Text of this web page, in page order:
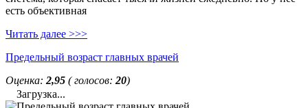
есть объективная
Читать далее >>>
Предельный возраст главных врачей
Оценка: 2,95 ( голосов: 20)
Загрузка...